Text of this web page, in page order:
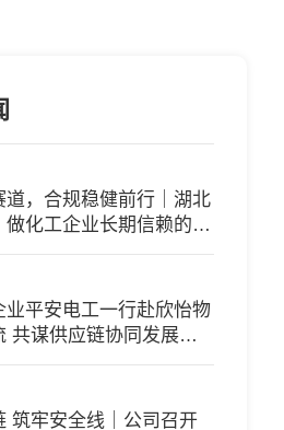
道，合规稳健前行｜湖北
做化工企业长期信赖的供
业平安电工一行赴欣怡物
共谋供应链协同发展新
筑牢安全线｜公司召开